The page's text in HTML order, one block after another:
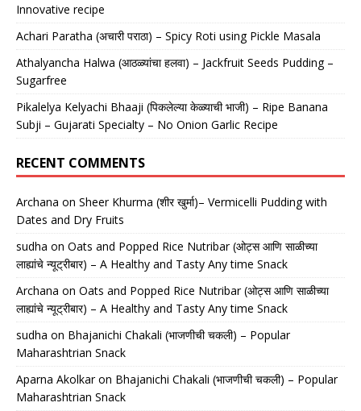
Innovative recipe
Achari Paratha (अचारी पराठा) – Spicy Roti using Pickle Masala
Athalyancha Halwa (आठळ्यांचा हलवा) – Jackfruit Seeds Pudding –
Sugarfree
Pikalelya Kelyachi Bhaaji (पिकलेल्या केळ्याची भाजी) – Ripe Banana
Subji – Gujarati Specialty – No Onion Garlic Recipe
RECENT COMMENTS
Archana on Sheer Khurma (शीर खुर्मा)– Vermicelli Pudding with
Dates and Dry Fruits
sudha on Oats and Popped Rice Nutribar (ओट्स आणि साळीच्या
लाह्यांचे न्यूट्रीबार) – A Healthy and Tasty Any time Snack
Archana on Oats and Popped Rice Nutribar (ओट्स आणि साळीच्या
लाह्यांचे न्यूट्रीबार) – A Healthy and Tasty Any time Snack
sudha on Bhajanichi Chakali (भाजणीची चकली) – Popular
Maharashtrian Snack
Aparna Akolkaron Bhajanichi Chakali (भाजणीची चकली) – Popular
Maharashtrian Snack